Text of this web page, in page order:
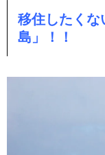
移住したくな
島」！！